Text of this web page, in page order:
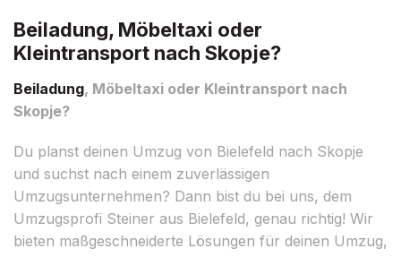
Beiladung, Möbeltaxi oder
Kleintransport nach Skopje?
Beiladung, Möbeltaxi oder Kleintransport nach
Skopje?
Du planst deinen Umzug von Bielefeld nach Skopje
und suchst nach einem zuverlässigen
Umzugsunternehmen? Dann bist du bei uns, dem
Umzugsprofi Steiner aus Bielefeld, genau richtig! Wir
bieten maßgeschneiderte Lösungen für deinen Umzug,